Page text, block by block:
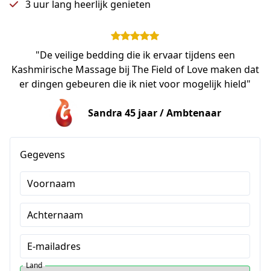
3 uur lang heerlijk genieten
"De veilige bedding die ik ervaar tijdens een
Kashmirische Massage bij The Field of Love maken dat
er dingen gebeuren die ik niet voor mogelijk hield"
Sandra 45 jaar / Ambtenaar
Gegevens
Voornaam
Achternaam
E-mailadres
Land